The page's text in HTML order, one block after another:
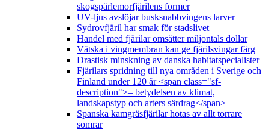
skogspärlemorfjärilens former
UV-ljus avslöjar busksnabbvingens larver
Sydrovfjäril har smak för stadslivet
Handel med fjärilar omsätter miljontals dollar
Vätska i vingmembran kan ge fjärilsvingar färg
Drastisk minskning av danska habitatspecialister
Fjärilars spridning till nya områden i Sverige och
Finland under 120 år <span class="sf-
description">– betydelsen av klimat,
landskapstyp och arters särdrag</span>
Spanska kamgräsfjärilar hotas av allt torrare
somrar